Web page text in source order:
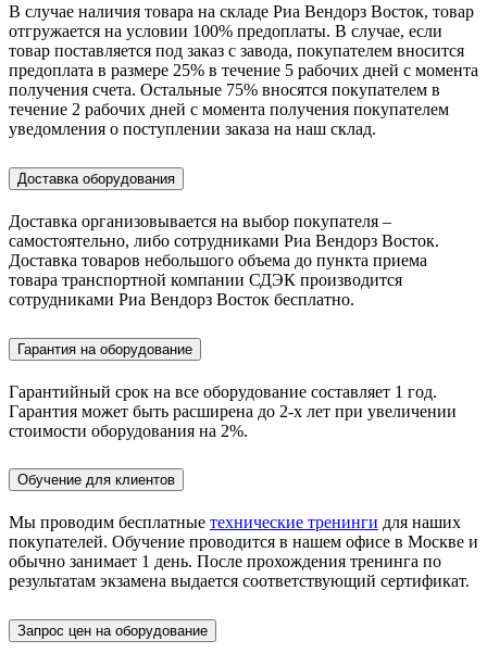
В случае наличия товара на складе Риа Вендорз Восток, товар
отгружается на условии 100% предоплаты. В случае, если
товар поставляется под заказ c завода, покупателем вносится
предоплата в размере 25% в течение 5 рабочих дней с момента
получения счета. Остальные 75% вносятся покупателем в
течение 2 рабочих дней с момента получения покупателем
уведомления о поступлении заказа на наш склад.
Доставка оборудования
Доставка организовывается на выбор покупателя –
самостоятельно, либо сотрудниками Риа Вендорз Восток.
Доставка товаров небольшого объема до пункта приема
товара транспортной компании СДЭК производится
сотрудниками Риа Вендорз Восток бесплатно.
Гарантия на оборудование
Гарантийный срок на все оборудование составляет 1 год.
Гарантия может быть расширена до 2-х лет при увеличении
стоимости оборудования на 2%.
Обучение для клиентов
Мы проводим бесплатные технические тренинги для наших
покупателей. Обучение проводится в нашем офисе в Москве и
обычно занимает 1 день. После прохождения тренинга по
результатам экзамена выдается соответствующий сертификат.
Запрос цен на оборудование